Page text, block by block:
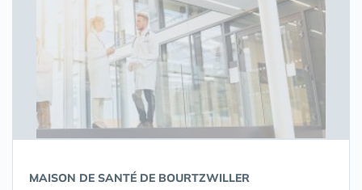
MAISON DE SANTÉ DE BOURTZWILLER